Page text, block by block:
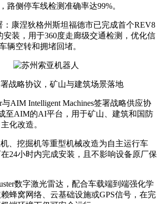
路侧停车线检测准确率达99%。
：康涅狄格州斯坦福德市已完成首个REV8
安装，用于360度走廊级交通检测，优化信
辆空转和拥堵回堵。
战略协议，矿山与建筑场景落地
与AIM Intelligent Machines签署战略供应协
至AIM的AI平台，用于矿山、建筑和国防
化改造。
、挖掘机等重型机械改造为自主运行车
24小时内完成安装，且不影响设备原厂保
数字激光雷达，配合车载端到端强化学
蜂窝网络、云基础设施或GPS信号，在完